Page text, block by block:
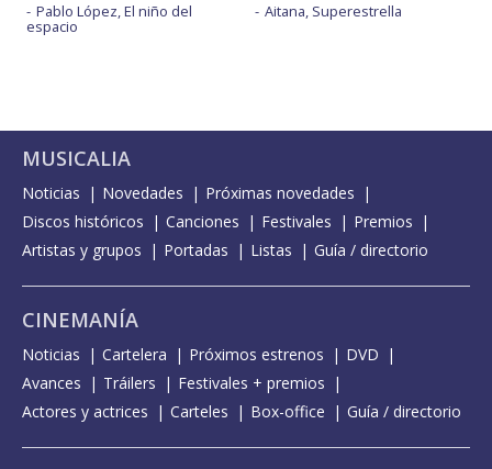
Pablo López, El niño del
espacio
Aitana, Superestrella
MUSICALIA
Noticias Novedades
Próximas novedades
Discos históricos
Canciones Festivales
Premios
Artistas y grupos
Portadas Listas Guía / directorio
CINEMANÍA
Noticias Cartelera Próximos estrenos
DVD
Avances
Tráilers
Festivales + premios
Actores y actrices
Carteles Box-office Guía / directorio